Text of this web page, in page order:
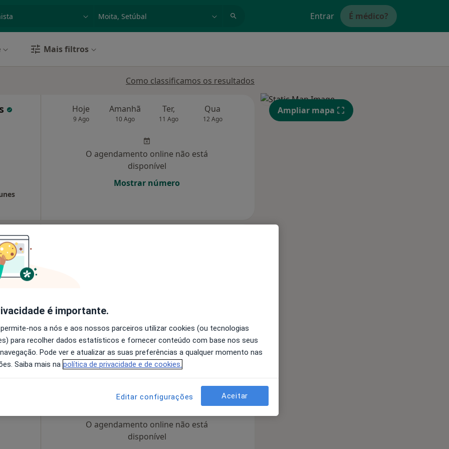
p. ex. Lisboa Entrar É médico?
Mais filtros
Como classificamos os resultados
Hoje
9 Ago
Amanhã
10 Ago
Ter,
11 Ago
Qua
12 Ago
Sex, Sáb,
15 Ago
O agendamento online não está
disponível
Mostrar número
Solicite um atendimento
O agendamento online não está
disponível
Ampliar mapa
é importante.
nos a nós e aos nossos parceiros utilizar cookies (ou tecnologias
para recolher dados estatísticos e fornecer conteúdo com base nos seus
Pode ver e atualizar as suas preferências a qualquer momento nas
Saiba mais na política de privacidade e de cookies.
Editar configurações Aceitar